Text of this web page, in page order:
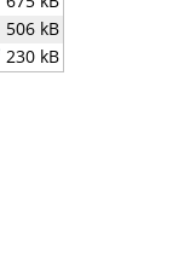
506 kB
230 kB